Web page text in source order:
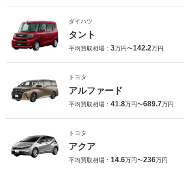
ダイハツ
タント
平均買取相場： 3万円〜142.2万円
トヨタ
アルファード
平均買取相場： 41.8万円〜689.7万円
トヨタ
アクア
平均買取相場： 14.6万円〜236万円